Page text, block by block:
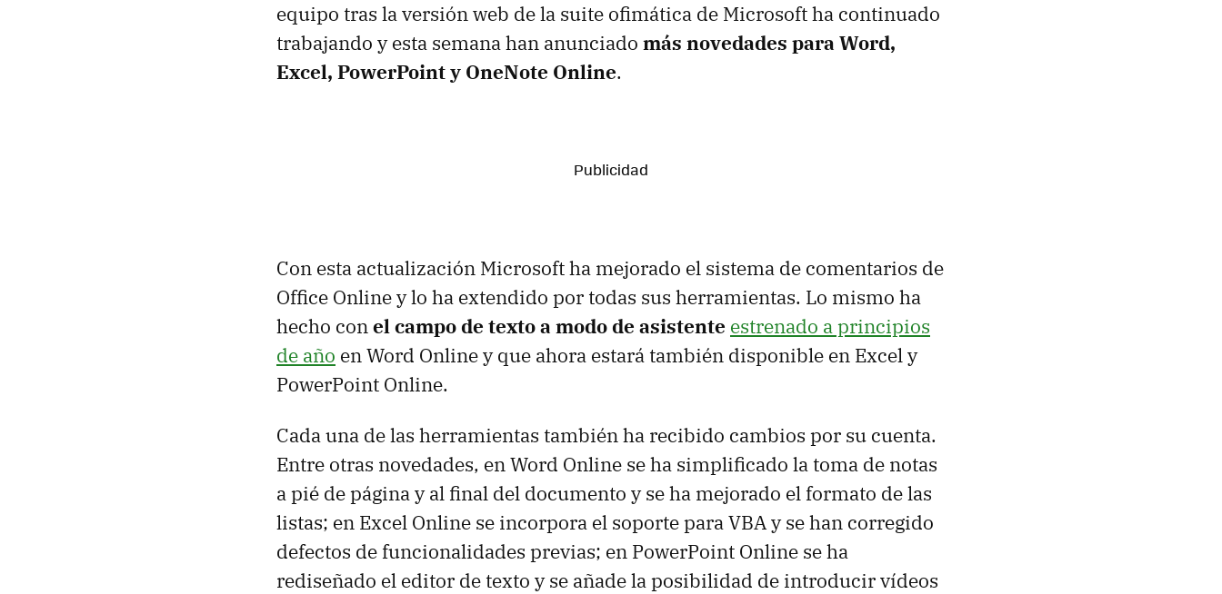
equipo tras la versión web de la suite ofimática de Microsoft ha continuado
trabajando y esta semana han anunciado más novedades para Word,
Excel, PowerPoint y OneNote Online.
Con esta actualización Microsoft ha mejorado el sistema de comentarios de
Office Online y lo ha extendido por todas sus herramientas. Lo mismo ha
hecho conel campo de texto a modo de asistente estrenado a principios
de año en Word Online y que ahora estará también disponible en Excel y
PowerPoint Online.
Cada una de las herramientas también ha recibido cambios por su cuenta.
Entre otras novedades, en Word Online se ha simplificado la toma de notas
a pié de página y al final del documento y se ha mejorado el formato de las
listas; en Excel Online se incorpora el soporte para VBA y se han corregido
defectos de funcionalidades previas; en PowerPoint Online se ha
rediseñado el editor de texto y se añade la posibilidad de introducir vídeos